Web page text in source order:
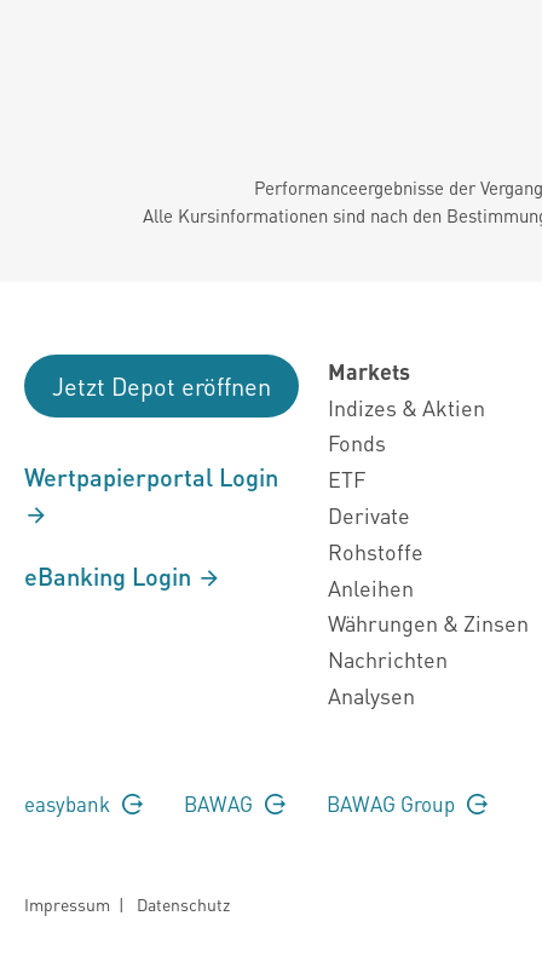
Performanceergebnisse der
Alle Kursinformationen sind nach den
Jetzt Depot eröffnen
Wertpapierportal Login
eBanking Login
Markets
Indizes & Aktien
Fonds
ETF
Derivate
Rohstoffe
Anleihen
Währungen & Zinsen
Nachrichten
Analysen
easybank BAWAG BAWAG Group
Impressum | Datenschutz